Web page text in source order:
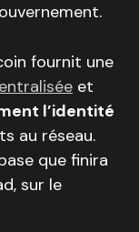
fournit une
et
l’identité
au réseau.
que finira
sur le